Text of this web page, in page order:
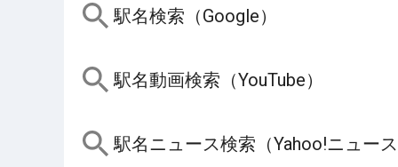
駅名検索（Google）
駅名動画検索（YouTube）
駅名ニュース検索（Yahoo!ニュー